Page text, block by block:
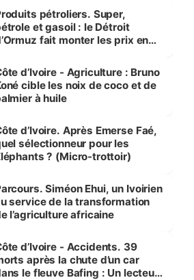
pétroliers. Super,
et gasoil : le Détroit
fait monter les prix en
d’Ivoire - Agriculture : Bruno
cible les noix de coco et de
à huile
d’Ivoire. Après Emerse Faé,
sélectionneur pour les
? (Micro-trottoir)
Siméon Ehui, un Ivoirien
service de la transformation
l’agriculture africaine
d’Ivoire - Accidents. 39
après la chute d’un car
le fleuve Bafing : Un lecteur